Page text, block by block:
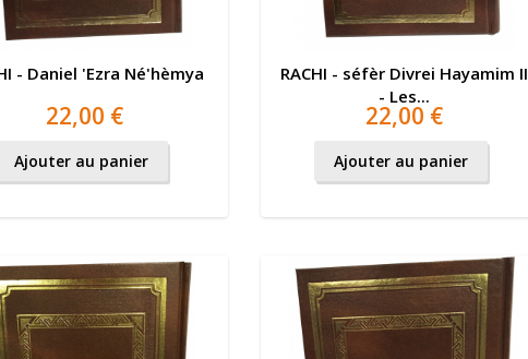
- Daniel 'Ezra Né'hèmya
22,00 €
Ajouter au panier
RACHI - séfèr Divrei Hayamim II
- Les...
22,00 €
Ajouter au panier